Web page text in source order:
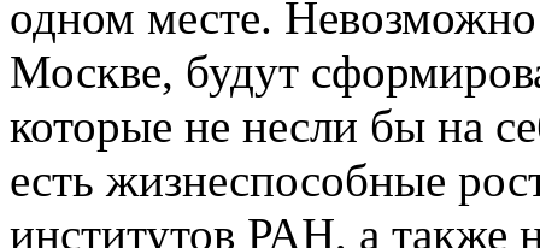
одном месте. Невозможно
Москве, будут
которые не несли бы на
есть жизнеспособные
институтов РАН, а также